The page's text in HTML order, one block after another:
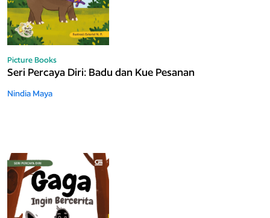
Picture Books
Seri Percaya Diri: Badu dan Kue Pesanan
Nindia Maya